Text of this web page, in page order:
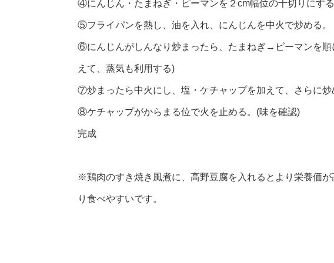
④にんじん・たまねぎ・ピーマンを２cm幅位の千切りにする
⑤フライパンを熱し、油を入れ、にんじんを中火で炒める。
⑥にんじんがしんなり炒まったら、たまねぎ→ピーマンを順
えて、蒸気も利用する)
⑦炒まったら中火にし、塩・ケチャップを加えて、さらに炒
⑧ケチャップがからまる位で火を止める。(味を確認)
完成
※鶏肉のすき焼き風煮に、高野豆腐を入れるとより栄養価
り食べやすいです。